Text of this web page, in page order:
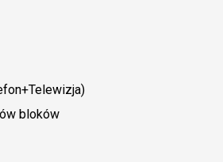
bloków